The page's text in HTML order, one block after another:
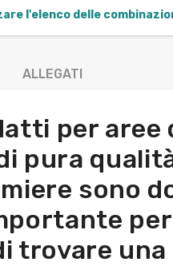
l'elenco delle
ALLEGATI
per
pura
sono
trovare una